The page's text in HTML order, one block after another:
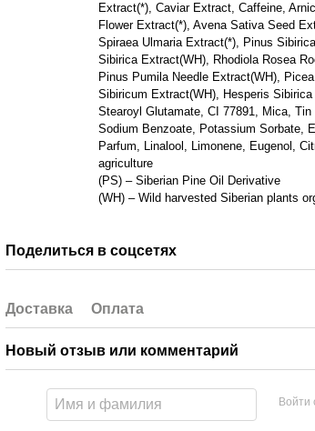
Extract(*), Caviar Extract, Caffeine,
Flower Extract(*), Avena Sativa Seed
Spiraea Ulmaria Extract(*), Pinus
Sibirica Extract(WH), Rhodiola Rosea
Pinus Pumila Needle Extract(WH),
Sibiricum Extract(WH), Hesperis
Stearoyl Glutamate, CI 77891, Mica,
Sodium Benzoate, Potassium Sorbate,
Parfum, Linalool, Limonene, Eugenol,
agriculture
(PS) – Siberian Pine Oil Derivative
(WH) – Wild harvested Siberian plants
Поделиться в соцсетях
Доставка Оплата
Новый отзыв или комментарий
Войти